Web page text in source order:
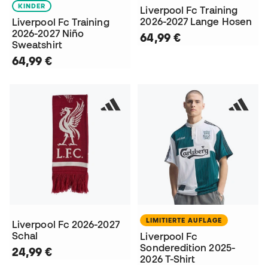
KINDER
Liverpool Fc Training
2026-2027 Niño
Sweatshirt
64,99 €
Liverpool Fc Training
2026-2027 Lange Hosen
64,99 €
Liverpool Fc 2026-2027
Schal
24,99 €
LIMITIERTE AUFLAGE
Liverpool Fc
Sonderedition 2025-
2026 T-Shirt